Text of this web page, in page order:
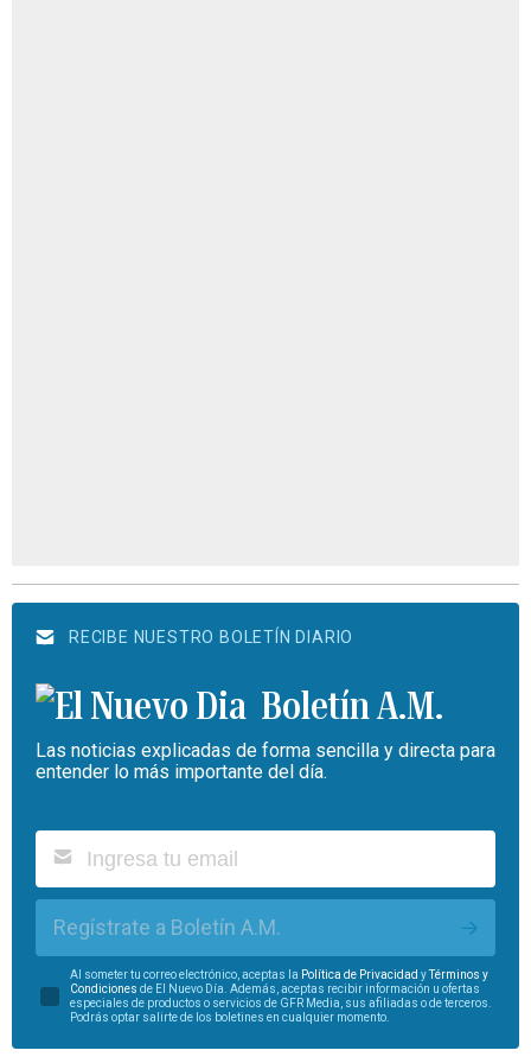
RECIBE NUESTRO BOLETÍN DIARIO
Boletín A.M.
Las noticias explicadas de forma sencilla y directa para
entender lo más importante del día.
Regístrate a Boletín A.M.
Al someter tu correo electrónico, aceptas la Política de Privacidad yTérminos y
Condiciones de El Nuevo Día. Además, aceptas recibir información u ofertas
especiales de productos o servicios de GFR Media, sus afiliadas o de terceros.
Podrás optar salirte de los boletines en cualquier momento.